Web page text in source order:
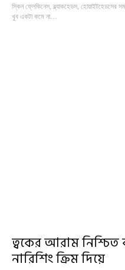
স্কিন ফ্লেকিনেস, ব্ল্যাকহেডস, হোয়াইটহেডসের
খুব একটা কমে না…
ত্বকের আরাম
নারিশিং ক্রিম দিয়ে